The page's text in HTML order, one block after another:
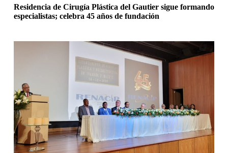
Residencia de Cirugía Plástica del Gautier sigue formando
especialistas; celebra 45 años de fundación